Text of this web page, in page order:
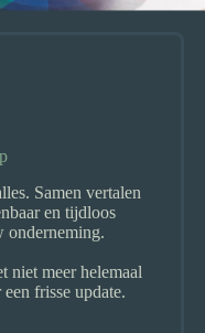
Samen vertalen
en tijdloos
onderneming.
niet meer helemaal
frisse update.